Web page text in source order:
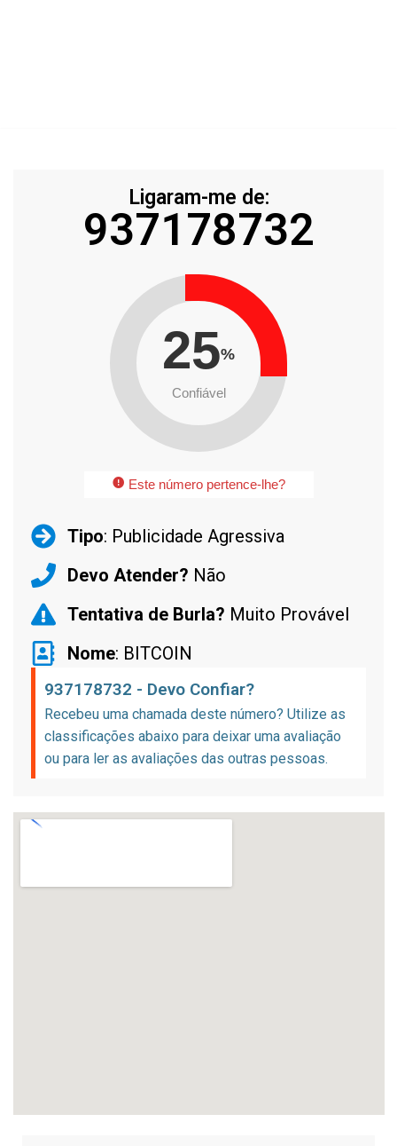
Ligaram-me de:
937178732
25%
Confiável
Este número pertence-lhe?
Tipo: Publicidade Agressiva
Devo Atender? Não
Tentativa de Burla? Muito Provável
Nome: BITCOIN
937178732 - Devo Confiar?
Recebeu uma chamada deste número? Utilize as
classificações abaixo para deixar uma avaliação
ou para ler as avaliações das outras pessoas.